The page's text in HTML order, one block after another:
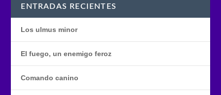
ENTRADAS RECIENTES
Los ulmus minor
El fuego, un enemigo feroz
Comando canino